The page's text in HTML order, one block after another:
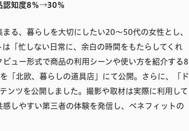
認知度8％→30％
る、暮らしを大切にしたい20〜50代の女性とし、
「忙しない日常に、余白の時間をもたらしてくれ
ュー形式で商品の利用シーンや使い方を紹介する8
「北欧、暮らしの道具店」にて公開。さらに、「ド
ンツを公開しました。撮影や取材は実際に利用して
しやすい第三者の体験を発信し、ベネフィットの